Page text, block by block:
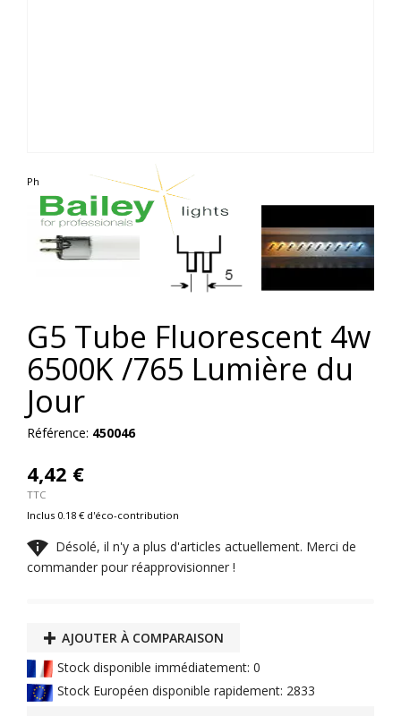
Photo non contractuelle
G5 Tube Fluorescent 4w
6500K /765 Lumière du
Jour
Référence: 450046
4,42 €
TTC
Inclus 0.18 € d'éco-contribution
 Désolé, il n'y a plus d'articles actuellement. Merci de
commander pour réapprovisionner !
AJOUTER À COMPARAISON
Stock disponible immédiatement: 0
Stock Européen disponible rapidement: 2833